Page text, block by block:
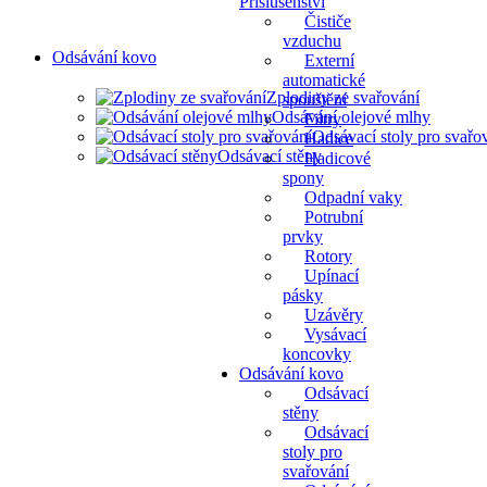
Čističe
vzduchu
Externí
automatické
spouštění
Filtry
Hadice
Hadicové
spony
Odpadní vaky
Potrubní
prvky
Rotory
Upínací
pásky
Uzávěry
Vysávací
koncovky
Odsávání kovo
Odsávací
stěny
Odsávací
stoly pro
svařování
Odsávání kovo
Zplodiny ze svařování
Odsávání olejové mlhy
Odsávací stoly pro
Odsávací stěny